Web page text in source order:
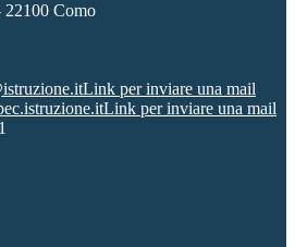
22100 Como
Link per inviare una mail
Link per inviare una mail